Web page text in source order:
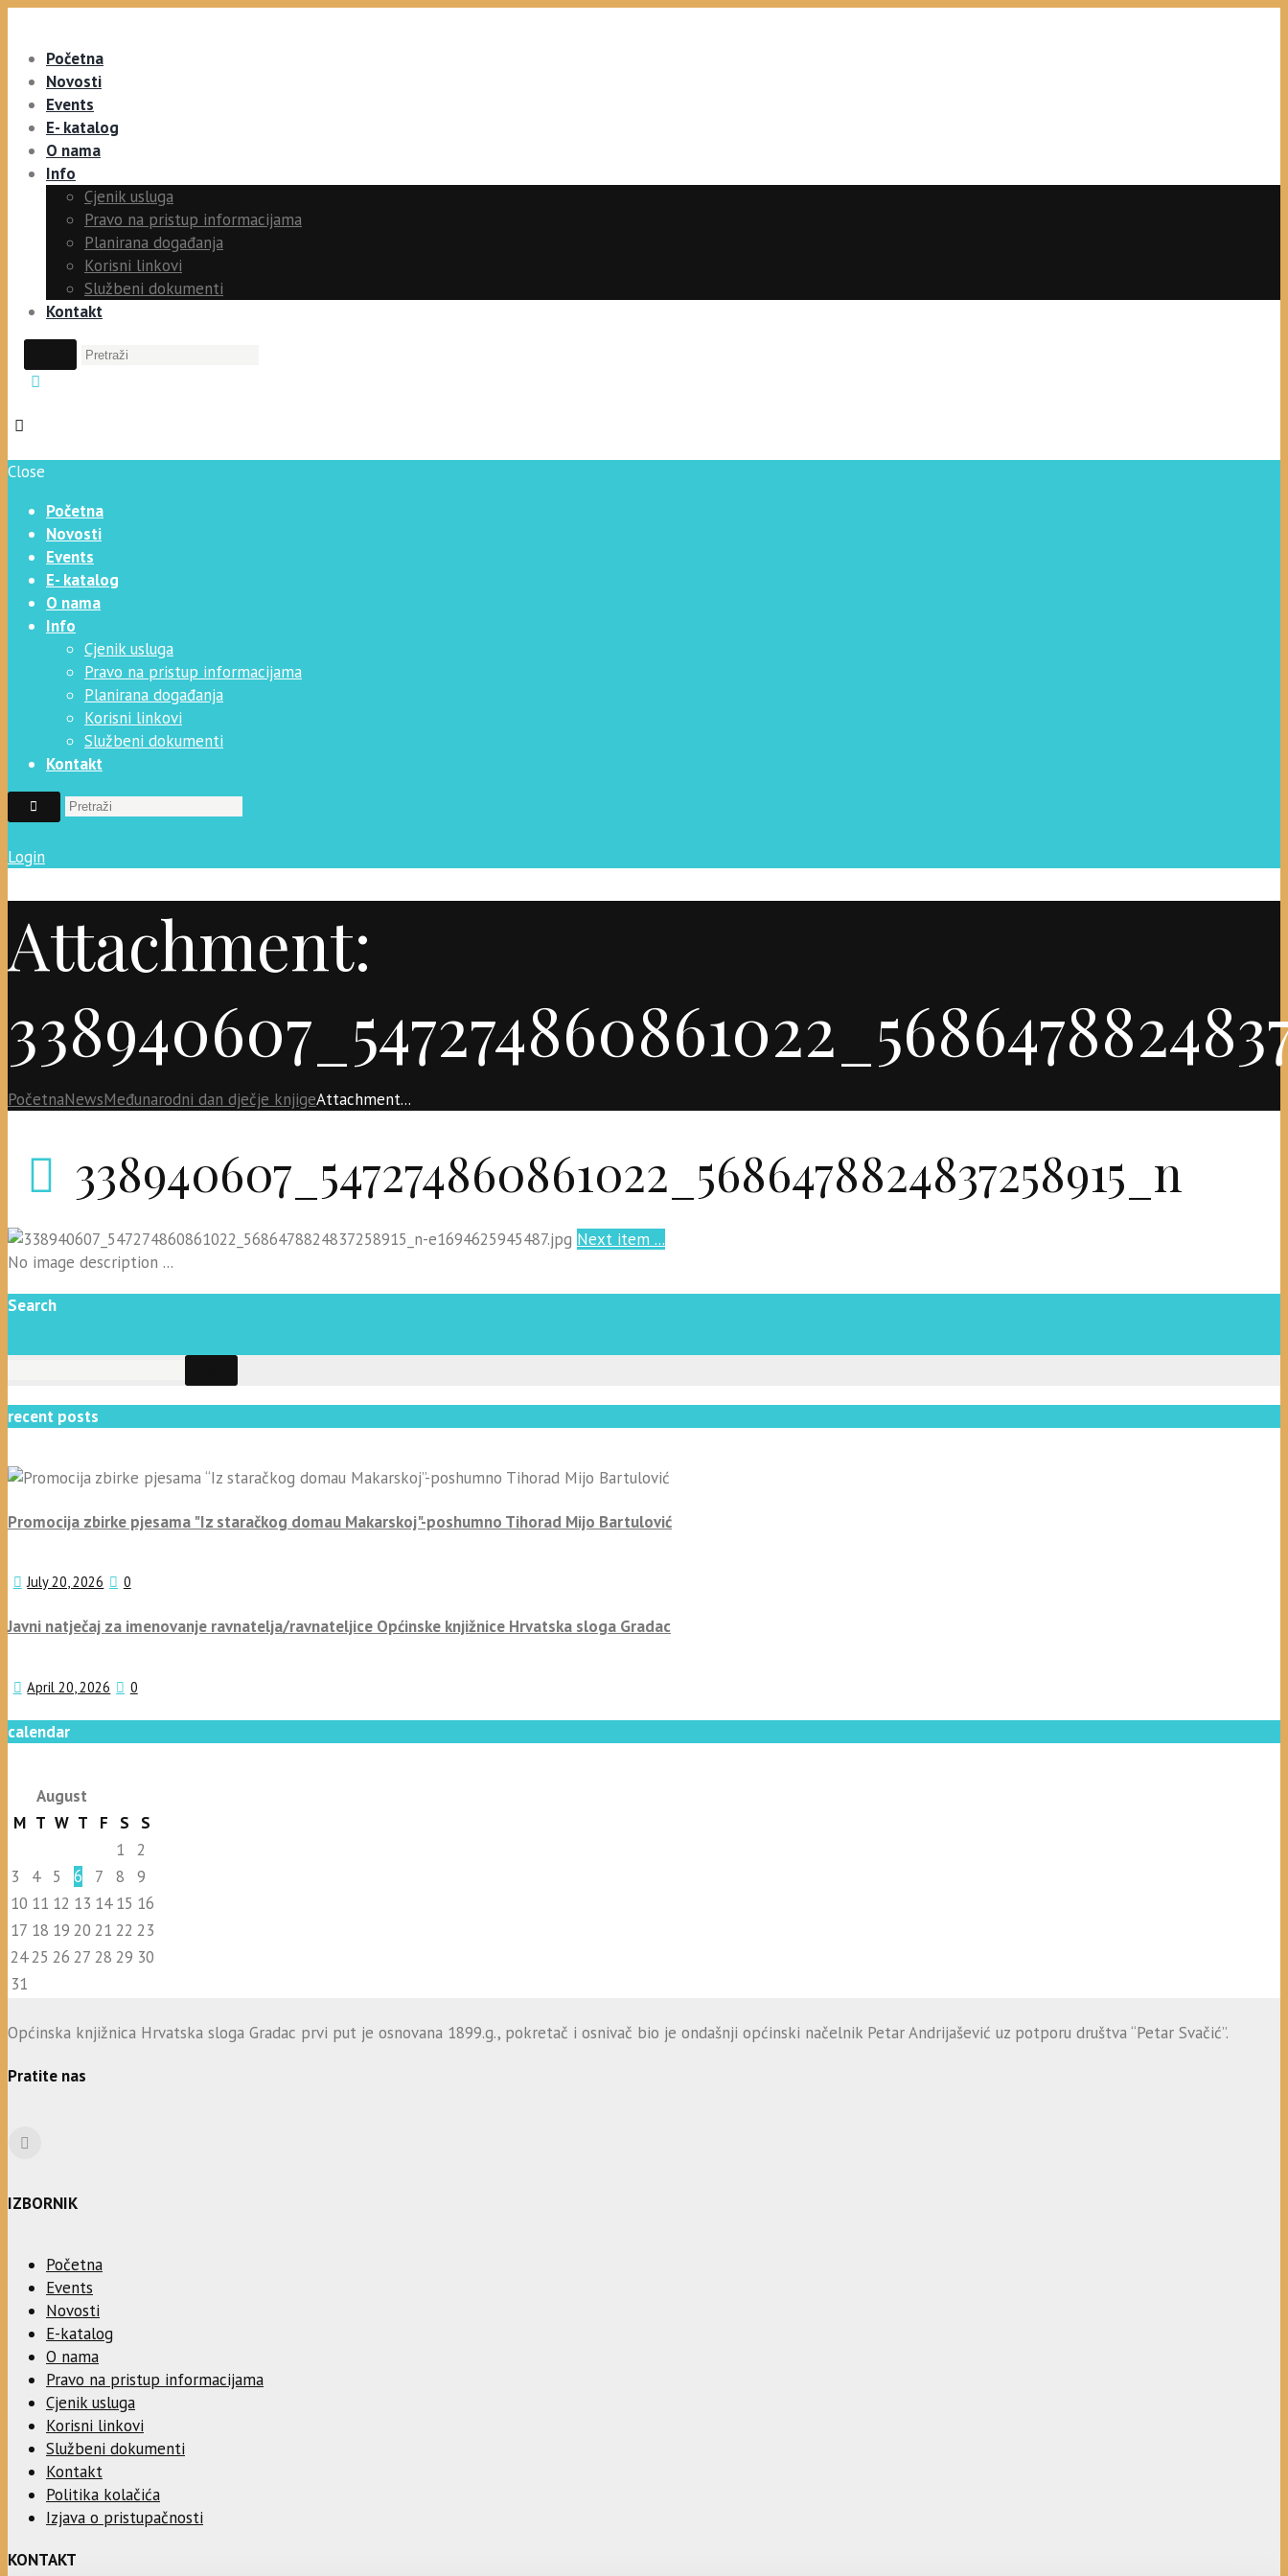
Početna
Novosti
Events
E- katalog
O nama
Info
Cjenik usluga
Pravo na pristup informacijama
Planirana događanja
Korisni linkovi
Službeni dokumenti
Kontakt
Close
Početna
Novosti
Events
E- katalog
O nama
Info
Cjenik usluga
Pravo na pristup informacijama
Planirana događanja
Korisni linkovi
Službeni dokumenti
Kontakt
Login
Attachment:
PočetnaNewsMeđunarodni dan dječje knjigeAttachment...
338940607_547274860861022_5686478824837258915_n
Next item ...
No image description ...
Search
recent posts
Promocija zbirke pjesama "Iz staračkog domau Makarskoj"-poshumno Tihorad Mijo Bartulović
July 20, 2026 0
Javni natječaj za imenovanje ravnatelja/ravnateljice Općinske knjižnice Hrvatska sloga Gradac
April 20, 2026 0
calendar
August
M T W T F S
S
1
2
3
4 5 6 7 8
9
10 11 12 13 14 15 16
17 18 19 20 21 22 23
2425 26 27 28 29 30
31
Općinska knjižnica Hrvatska sloga Gradac prvi put je osnovana 1899.g., pokretač i osnivač bio je ondašnji općinski načelnik Petar Andrijašević uz potporu društva “Petar Svačić”.
Pratite nas
IZBORNIK
Početna
Events
Novosti
E-katalog
O nama
Pravo na pristup informacijama
Cjenik usluga
Korisni linkovi
Službeni dokumenti
Kontakt
Politika kolačića
Izjava o pristupačnosti
KONTAKT